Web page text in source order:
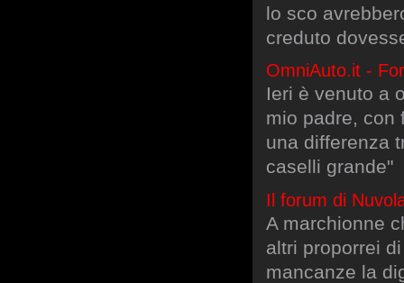
lo sco
creduto
OmniAuto.it -
Ieri è venuto a
mio padre, con
una differenza
caselli grande"
Il forum di
A marchionne
altri proporrei
mancanze la